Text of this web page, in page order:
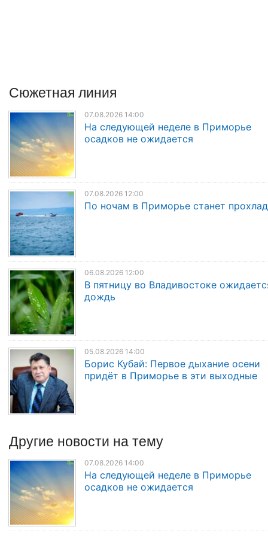
Сюжетная линия
07.08.2026 14:00
На следующей неделе в Приморье
осадков не ожидается
07.08.2026 12:00
По ночам в Приморье станет
06.08.2026 12:00
В пятницу во Владивостоке
дождь
05.08.2026 14:00
Борис Кубай: Первое дыхание осени
придёт в Приморье в эти выходные
Другие новости на тему
07.08.2026 14:00
На следующей неделе в Приморье
осадков не ожидается